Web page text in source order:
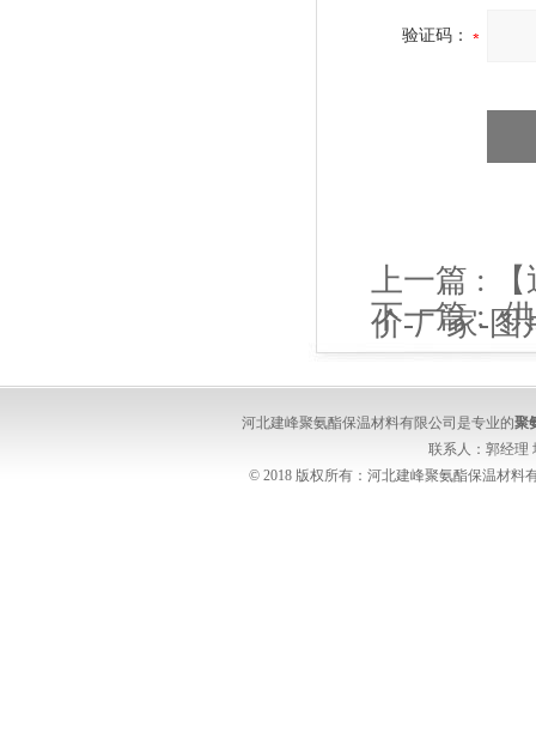
验证码：
上一篇 :
价-厂家-图
下一篇 :
计算公式
河北建峰聚氨酯保温材料有限公司是专业的聚
联系人：郭经理
© 2018 版权所有：河北建峰聚氨酯保温材